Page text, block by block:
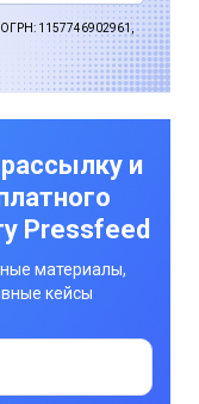
1157746902961,
и
Pressfeed
материалы,
кейсы